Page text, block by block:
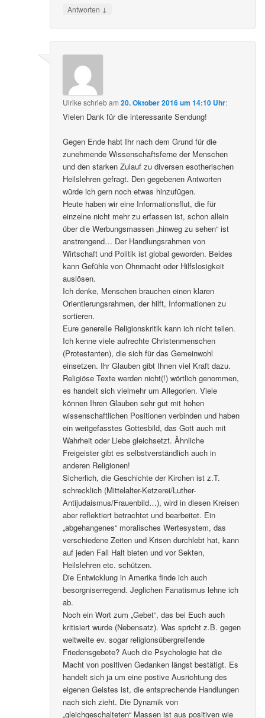
Antworten ↓
Ulrike schriebam20. Oktober 2016 um 14:10 Uhr:
Vielen Dank für die interessante Sendung!
Gegen Ende habt Ihr nach dem Grund für die
zunehmende Wissenschaftsferne der Menschen
und den starken Zulauf zu diversen esotherischen
Heilslehren gefragt. Den gegebenen Antworten
würde ich gern noch etwas hinzufügen.
Heute haben wir eine Informationsflut, die für
einzelne nicht mehr zu erfassen ist, schon allein
über die Werbungsmassen „hinweg zu sehen“ ist
anstrengend… Der Handlungsrahmen von
Wirtschaft und Politik ist global geworden. Beides
kann Gefühle von Ohnmacht oder Hilfslosigkeit
auslösen.
Ich denke, Menschen brauchen einen klaren
Orientierungsrahmen, der hilft, Informationen zu
sortieren.
Eure generelle Religionskritik kann ich nicht teilen.
Ich kenne viele aufrechte Christenmenschen
(Protestanten), die sich für das Gemeinwohl
einsetzen. Ihr Glauben gibt Ihnen viel Kraft dazu.
Religiöse Texte werden nicht(!) wörtlich genommen,
es handelt sich vielmehr um Allegorien. Viele
können Ihren Glauben sehr gut mit hohen
wissenschaftlichen Positionen verbinden und haben
ein weitgefasstes Gottesbild, das Gott auch mit
Wahrheit oder Liebe gleichsetzt. Ähnliche
Freigeister gibt es selbstverständlich auch in
anderen Religionen!
Sicherlich, die Geschichte der Kirchen ist z.T.
schrecklich (Mittelalter-Ketzerei/Luther-
Antijudaismus/Frauenbild…), wird in diesen Kreisen
aber reflektiert betrachtet und bearbeitet. Ein
„abgehangenes“ moralisches Wertesystem, das
verschiedene Zeiten und Krisen durchlebt hat, kann
auf jeden Fall Halt bieten und vor Sekten,
Heilslehren etc. schützen.
Die Entwicklung in Amerika finde ich auch
besorgniserregend. Jeglichen Fanatismus lehne ich
ab.
Noch ein Wort zum „Gebet“, das bei Euch auch
kritisiert wurde (Nebensatz). Was spricht z.B. gegen
weltweite ev. sogar religionsübergreifende
Friedensgebete? Auch die Psychologie hat die
Macht von positiven Gedanken längst bestätigt. Es
handelt sich ja um eine postive Ausrichtung des
eigenen Geistes ist, die entsprechende Handlungen
nach sich zieht. Die Dynamik von
„gleichgeschalteten“ Massen ist aus positiven wie